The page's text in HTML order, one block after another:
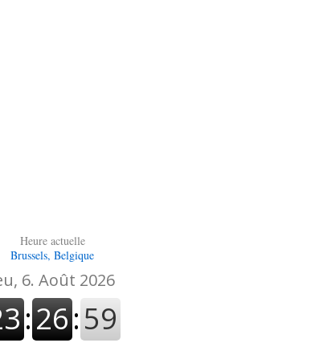
Heure actuelle
Brussels, Belgique